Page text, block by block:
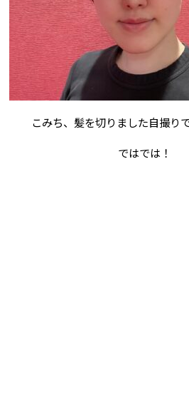
こみち、髪を切りました自撮り
ではでは！